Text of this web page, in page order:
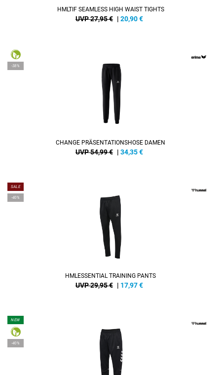
HMLTIF SEAMLESS HIGH WAIST TIGHTS
UVP 27,95 € | 20,90€
-38%
CHANGE PRÄSENTATIONSHOSE DAMEN
UVP 54,99 € | 34,35€
SALE
-40%
HMLESSENTIAL TRAINING PANTS
UVP 29,95 € | 17,97€
NEW
-40%